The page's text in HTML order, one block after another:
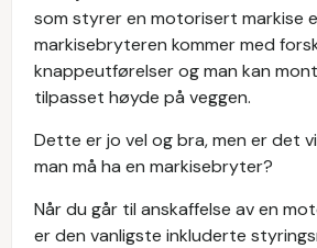
som styrer en motorisert markise
markisebryteren kommer med
knappeutførelser og man kan
tilpasset høyde på veggen.
Dette er jo vel og bra, men er det
man må ha en markisebryter?
Når du går til anskaffelse av en
er den vanligste inkluderte